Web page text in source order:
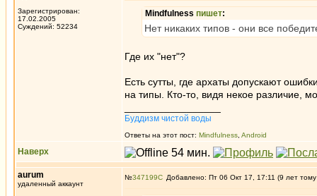
Зарегистрирован:
17.02.2005
Суждений: 52234
Mindfulness пишет:
Нет никаких типов - они все
Где их "нет"?
Есть сутты, где архаты допускают
на типы. Кто-то, видя некое различие,
Буддизм чистой воды
Ответы на этот пост: Mindfulness Android
Наверх
aurum
удаленный аккаунт
№347199 Добавлено: Пт 06 Окт 17, 17:11 (9 лет